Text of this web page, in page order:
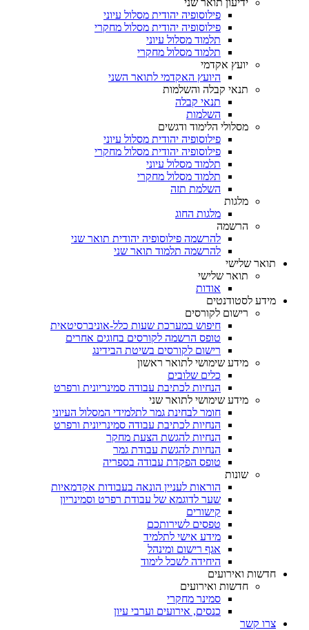
ידיעון תואר שני
פילוסופיה יהודית מסלול עיוני
פילוסופיה יהודית מסלול מחקרי
תלמוד מסלול עיוני
תלמוד מסלול מחקרי
יועץ אקדמי
היועץ האקדמי לתואר השני
תנאי קבלה והשלמות
תנאי קבלה
השלמות
מסלולי הלימוד ודגשים
פילוסופיה יהודית מסלול עיוני
פילוסופיה יהודית מסלול מחקרי
תלמוד מסלול עיוני
תלמוד מסלול מחקרי
השלמת תזה
מלגות
מלגות החוג
הרשמה
להרשמה פילוסופיה יהודית תואר שני
להרשמה תלמוד תואר שני
תואר שלישי
תואר שלישי
אודות
מידע לסטודנטים
רישום לקורסים
חיפוש במערכת שעות כלל-אוניברסיטאית
טופס הרשמה לקורסים בחוגים אחרים
רישום לקורסים בשיטת הבידינג
מידע שימושי לתואר ראשון
כלים שלובים
הנחיות לכתיבת עבודה סמינריונית ורפרט
מידע שימושי לתואר שני
חומר לבחינת גמר לתלמידי המסלול העיוני
הנחיות לכתיבת עבודה סמינריונית ורפרט
הנחיות להגשת הצעת מחקר
הנחיות להגשת עבודת גמר
טופס הפקדת עבודה בספריה
שונות
הוראות לעניין הונאה בעבודות אקדמאיות
שער לדוגמא של עבודת רפרט וסמינריון
קישורים
טפסים לשירותכם
מידע אישי לתלמיד
אגף רישום ומינהל
היחידה לשכל לימוד
חדשות ואירועים
חדשות ואירועים
סמינר מחקרי
כנסים, אירועים וערבי עיון
צרו קשר